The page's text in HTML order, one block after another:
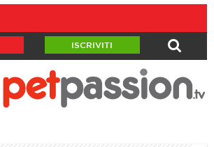
ISCRIVITI